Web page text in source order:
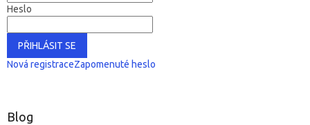
Heslo
PŘIHLÁSIT SE
Nová registraceZapomenuté heslo
Blog